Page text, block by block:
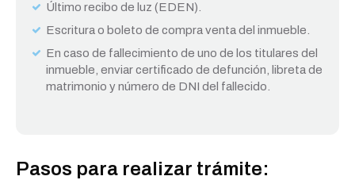
Último recibo de luz (EDEN).
Escritura o boleto de compra venta del inmueble.
En caso de fallecimiento de uno de los titulares del
inmueble, enviar certificado de defunción, libreta de
matrimonio y número de DNI del fallecido.
Pasos para realizar trámite: